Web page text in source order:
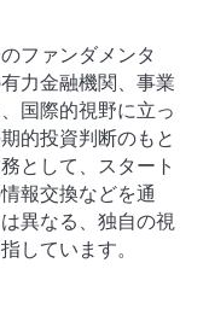
ファンダメンタ
力金融機関、事業
国際的視野に立っ
的投資判断のもと
として、スタート
報交換などを通
異なる、独自の視
しています。